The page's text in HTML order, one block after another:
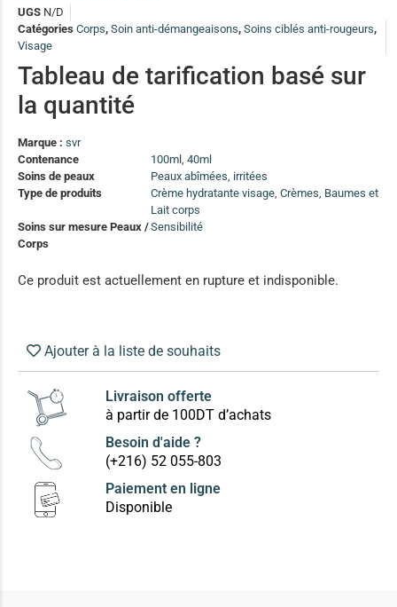
(13)
Soin anti-pelliculaire
(12)
Soin pointes cassantes et fourchues (12)
Soins Solaires Ciblés
Soins cibés adultes(67)
Soins ciblé bébé (0-5 ans)(4)
Soins ciblé enfants / adolescent (5-18 ans)
UGS N/D
Catégories Corps, Soin anti-démangeaisons, Soins ciblés anti-rougeurs,
Visage
Tableau de tarification basé sur
la quantité
Marque : svr
Contenance
100ml, 40ml
Soins de peaux
Peaux abîmées, irritées
Type de produits
Crème hydratante visage, Crèmes, Baumes et
Lait corps
Soins sur mesure Peaux /
Corps
Sensibilité
Ce produit est actuellement en rupture et indisponible.
Ajouter à la liste de souhaits
Livraison offerte
à partir de 100DT d’achats
Besoin d'aide ?
(+216) 52 055-803
Paiement en ligne
Disponible